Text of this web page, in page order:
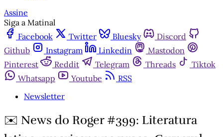
Assine
Siga a Matinal
Facebook
Twitter Bluesky
Discord
Github
Instagram Linkedin
Mastodon
Pinterest
Reddit Telegram Threads
Tiktok
Whatsapp
Youtube
RSS
Newsletter
✉️ News do Roger #399: Literatura